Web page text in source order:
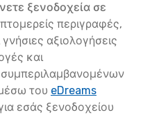
ξενοδοχεία σε
περιγραφές,
αξιολογήσεις
και
του eDreams
εσάς ξενοδοχείου